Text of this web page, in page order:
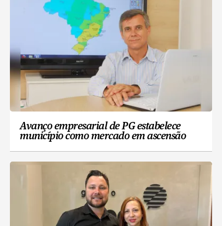
Avanço empresarial de PG estabelece
município como mercado em ascensão